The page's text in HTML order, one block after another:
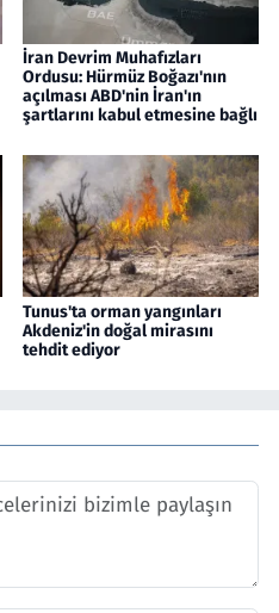
İran Devrim Muhafızları
Ordusu: Hürmüz Boğazı'nın
açılması ABD'nin İran'ın
şartlarını kabul etmesine bağlı
Tunus'ta orman yangınları
Akdeniz'in doğal mirasını
tehdit ediyor